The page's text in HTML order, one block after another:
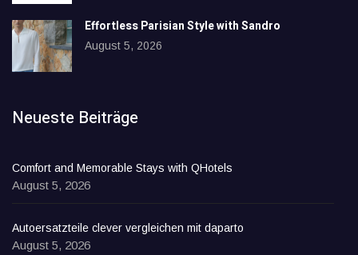
Effortless Parisian Style with Sandro
August 5, 2026
Neueste Beiträge
Comfort and Memorable Stays with QHotels
August 5, 2026
Autoersatzteile clever vergleichen mit daparto
August 5, 2026